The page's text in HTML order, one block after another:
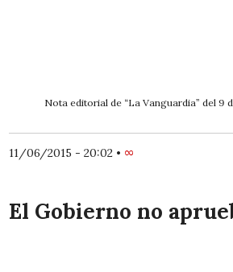
Nota editorial de “La Vanguardia” del 9
11/06/2015 - 20:02 • ∞
El Gobierno no